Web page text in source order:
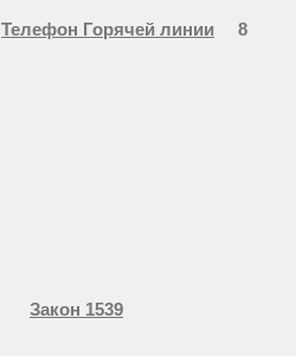
Телефон Горячей линии
8
Закон 1539